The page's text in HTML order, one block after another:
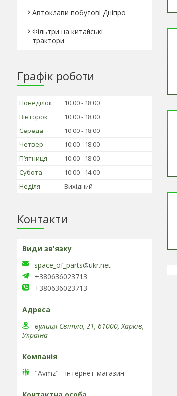
Автоклави побутові Дніпро
Фільтри на китайські
трактори
Графік роботи
Понеділок 10:00
18:00
Вівторок
10:00
18:00
Середа
10:00
18:00
Четвер
10:00
18:00
Пʼятниця
10:00
18:00
Субота
10:00
14:00
Неділя
Вихідний
Контакти
space_of_parts@ukr.net
+380636023713
+380636023713
вулиця Світла, 21, 61000, Харків,
Україна
"Avmz" - інтернет-магазин